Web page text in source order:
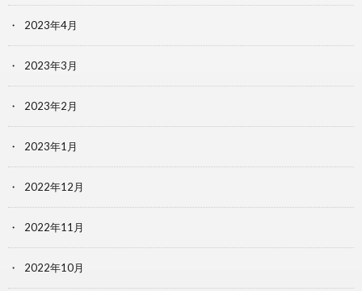
2023年4月
2023年3月
2023年2月
2023年1月
2022年12月
2022年11月
2022年10月